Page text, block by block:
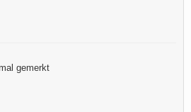
gemerkt